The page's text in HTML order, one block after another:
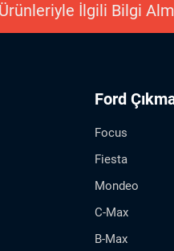
İlgili Bilgi
Ford
Focus
Fiesta
Mondeo
C-Max
B-Max